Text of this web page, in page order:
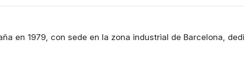
en 1979, con sede en la zona industrial de Barcelona,